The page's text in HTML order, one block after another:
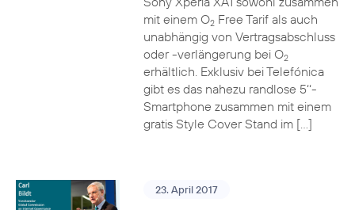
mit einem O2Free Tarif als auch
unabhängig von Vertragsabschluss
oder -verlängerung bei O2
erhältlich. Exklusiv bei Telefónica
gibt es das nahezu randlose 5‘‘-
Smartphone zusammen mit einem
gratis Style Cover Stand im […]
23. April 2017